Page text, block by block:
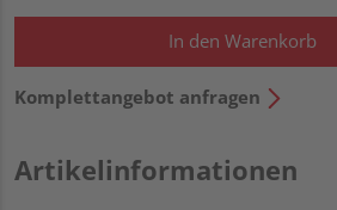
In den Warenkorb
Komplettangebot anfragen
Artikelinformationen